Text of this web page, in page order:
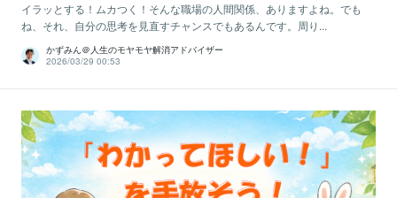
イラッとする！ムカつく！そんな職場の人間関係、ありますよね。でも
ね、それ、自分の思考を見直すチャンスでもあるんです。周り...
かずみん＠人生のモヤモヤ解消アドバイザー
2026/03/29 00:53